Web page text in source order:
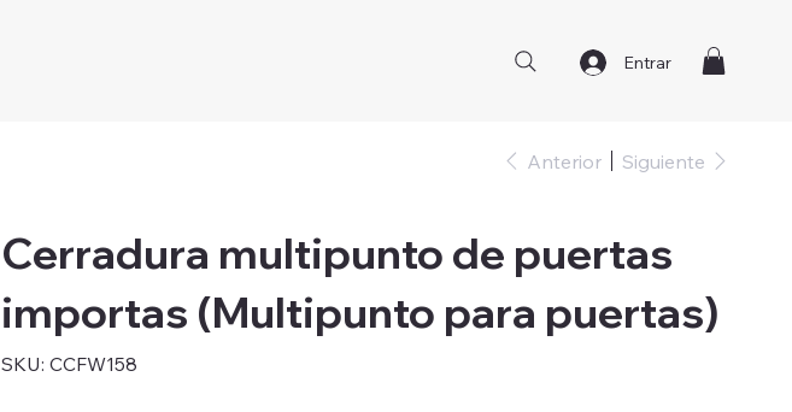
Entrar
Anterior Siguiente
Cerradura multipunto de puertas
importas (Multipunto para puertas)
SKU:
SKU
CCFW158
CCFW158